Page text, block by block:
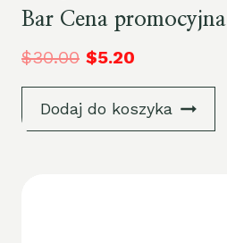
Bar Cena promocyjna
$30.00 $5.20
Dodaj do koszyka